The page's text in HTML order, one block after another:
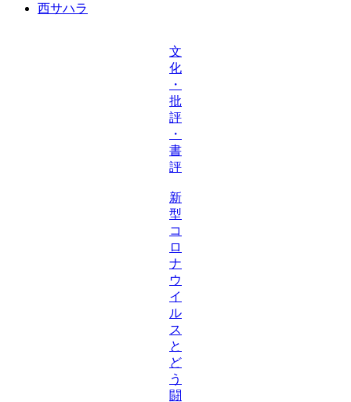
西サハラ
文
化
・
批
評
・
書
評
新
型
コ
ロ
ナ
ウ
イ
ル
ス
と
ど
う
闘